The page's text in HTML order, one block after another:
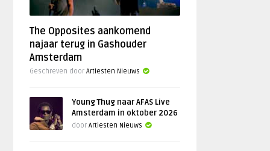
The Opposites aankomend
najaar terug in Gashouder
Amsterdam
Geschreven doorArtiesten Nieuws
Young Thug naar AFAS Live
Amsterdam in oktober 2026
doorArtiesten Nieuws